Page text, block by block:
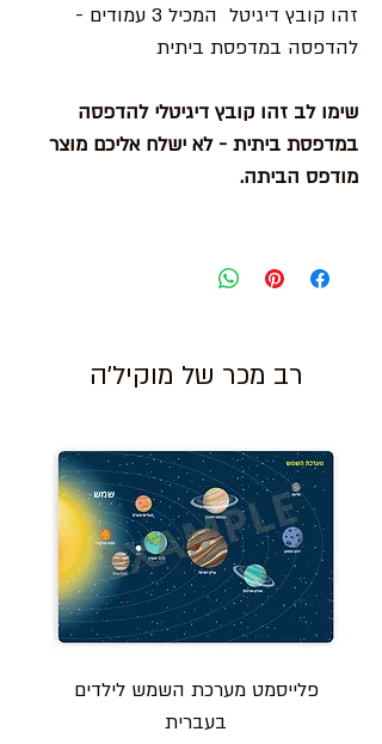
זהו קובץ דיגיטל המכיל 3 עמודים -
להדפסה במדפסת ביתית
שימו לב זהו קובץ דיגיטלי להדפסה
במדפסת ביתית - לא ישלח אליכם מוצר
מודפס הביתה.
רב מכר של מוקיל'ה
פלייסמט מערכת השמש לילדים
בעברית